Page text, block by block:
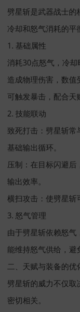
劈星斩是武器战士
冷却和怒气消耗的平
1. 基础属性
消耗30点怒气，冷却
造成物理伤害，数值
可触发暴击，配合天
2. 技能联动
致死打击：劈星斩常
基础输出循环。
压制：在目标闪避
输出效率。
横扫攻击：使劈星斩
3. 怒气管理
由于劈星斩依赖怒
能维持怒气供给，避
二、天赋与装备的优
劈星斩的威力不仅
密切相关。